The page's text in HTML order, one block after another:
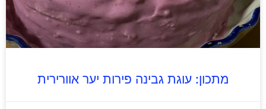
מתכון: עוגת גבינה פירות יער אוורירית